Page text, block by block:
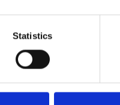
Statistics
FRANCESCO